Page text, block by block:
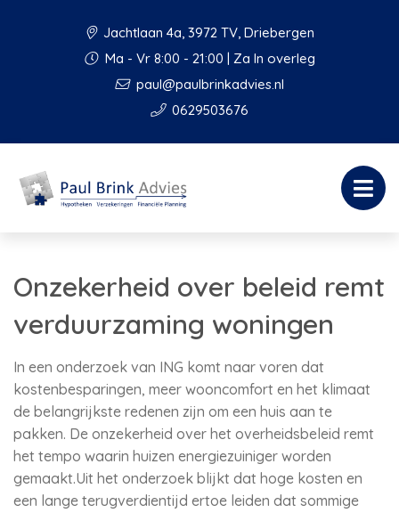
Jachtlaan 4a, 3972 TV, Driebergen
Ma - Vr 8:00 - 21:00 | Za In overleg
paul@paulbrinkadvies.nl
0629503676
Onzekerheid over beleid remt
verduurzaming woningen
In een onderzoek van ING komt naar voren dat
kostenbesparingen, meer wooncomfort en het klimaat
de belangrijkste redenen zijn om een huis aan te
pakken. De onzekerheid over het overheidsbeleid remt
het tempo waarin huizen energiezuiniger worden
gemaakt.Uit het onderzoek blijkt dat hoge kosten en
een lange terugverdientijd ertoe leiden dat sommige